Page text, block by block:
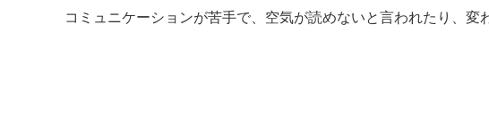
コミュニケーションが苦手で、空気が読めないと言われたり、変